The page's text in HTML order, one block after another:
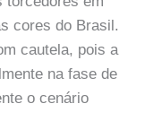
cores do Brasil.
cautela, pois a
na fase de
o cenário